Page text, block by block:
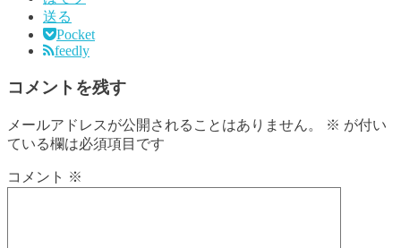
送る
Pocket
feedly
コメントを残す
メールアドレスが公開されることはありません。 ※ が付い
ている欄は必須項目です
コメント ※